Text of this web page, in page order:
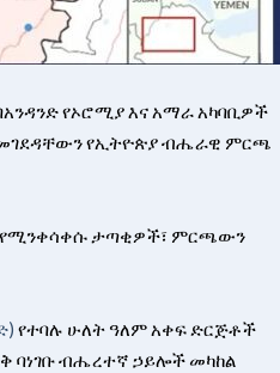
የኦሮሚያ እና አማራ አካባቢዎች
የኢትዮጵያ ብሔራዊ ምርጫ
የሚንቀሳቀሱ ታጣቂዎች፣ ምርጫውን
የተባሉ ሁለት ዓለም አቀፍ ድርጅቶች
ባነገቡ ብሔረተኛ ኃይሎች መካከል